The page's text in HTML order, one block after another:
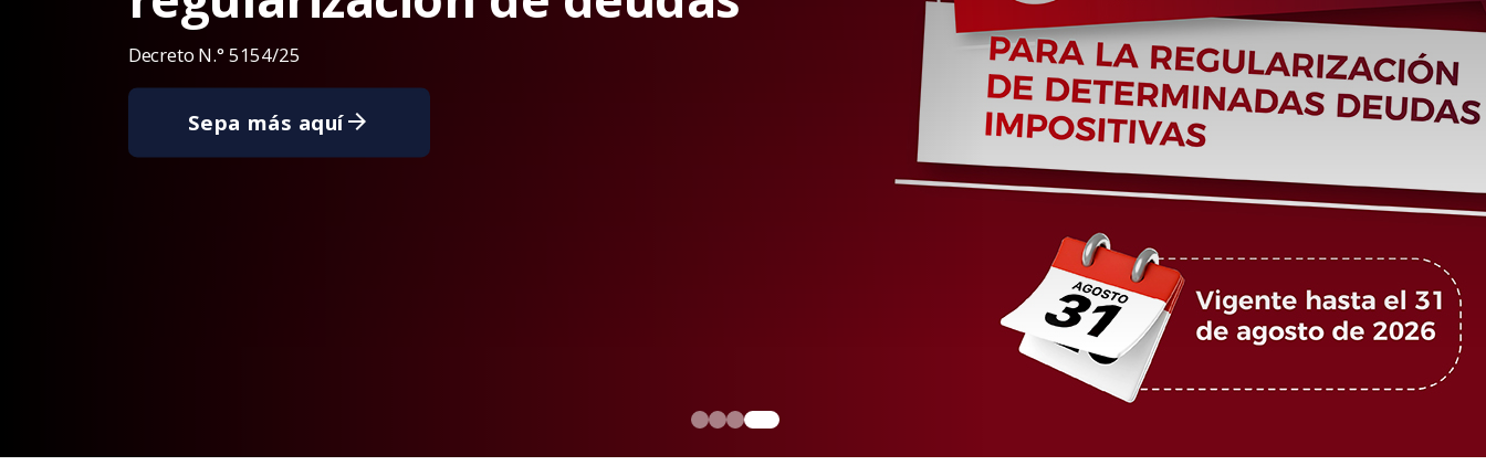
Decreto N.° 5154/25
Sepa más aquíarrow_forward